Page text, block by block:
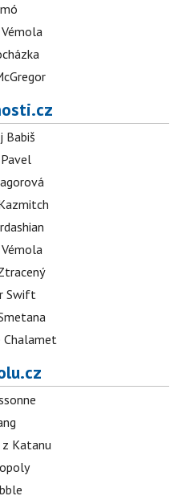
Babiš
Swift
Chalamet
z Katanu